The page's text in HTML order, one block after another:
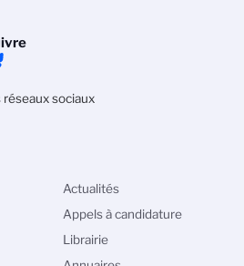
réseaux sociaux
Actualités
Appels à candidature
Librairie